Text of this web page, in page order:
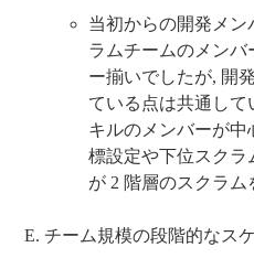
当初からの開発メン
ラムチームのメン
ー揃いでしたが, 開
ている点は共通して
キルのメンバーが中
標設定や下位スクラ
が 2 階層のスクラ
チーム規模の段階的なス